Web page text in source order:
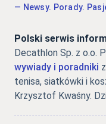
— Newsy. Porady.
Polski serwis
Decathlon Sp. z o.o.
wywiady i poradniki
tenisa, siatkówki i
Krzysztof Kwaśny.